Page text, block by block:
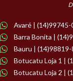
Avaré | (14)99745-
Barra Bonita |
Bauru |
Botucatu Loja 1 |
Botucatu Loja 2 |